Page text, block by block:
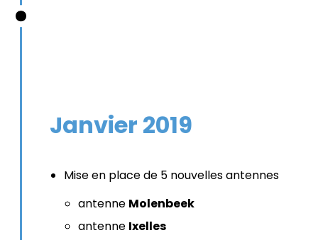
Janvier 2019
Mise en place de 5 nouvelles antennes
antenne Molenbeek
antenne Ixelles